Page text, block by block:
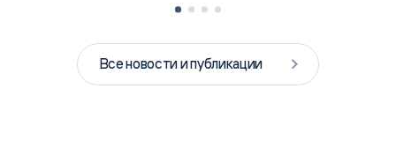
Все новости и публикации